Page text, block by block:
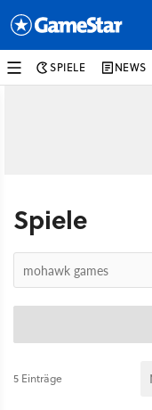
SPIELE NEWS
Spiele
5 Einträge